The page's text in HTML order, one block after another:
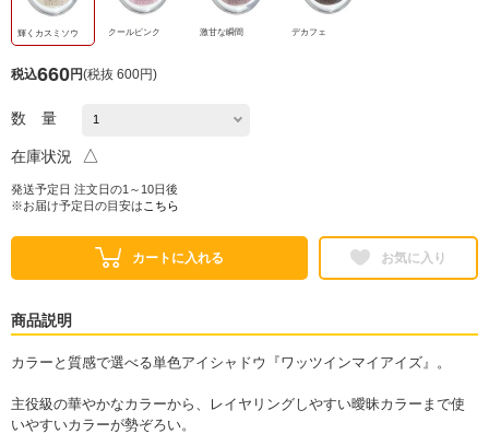
輝くカスミソウ クールピンク 激甘な瞬間 デカフェ
税込660円(税抜 600円)
数 量
在庫状況 △
発送予定日 注文日の1～10日後
※お届け予定日の目安は こちら
カートに入れる お気に入り
商品説明
カラーと質感で選べる単色アイシャドウ『ワッツインマイアイズ』。
主役級の華やかなカラーから、レイヤリングしやすい曖昧カラーまで使
いやすいカラーが勢ぞろい。